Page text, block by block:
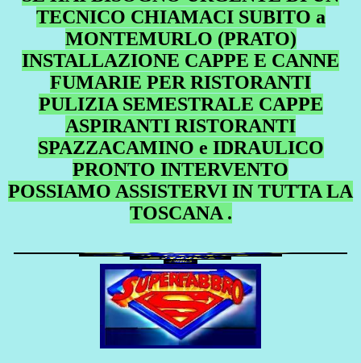
TECNICO CHIAMACI SUBITO a
MONTEMURLO (PRATO)
INSTALLAZIONE CAPPE E CANNE
FUMARIE PER RISTORANTI
PULIZIA SEMESTRALE CAPPE
ASPIRANTI RISTORANTI
SPAZZACAMINO e IDRAULICO
PRONTO INTERVENTO
POSSIAMO ASSISTERVI IN TUTTA LA
TOSCANA .